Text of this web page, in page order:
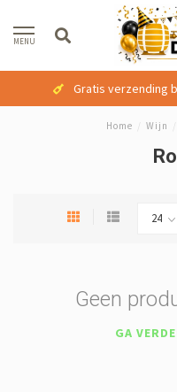
MENU
Gratis verzending
Home Wijn
Geen
GA